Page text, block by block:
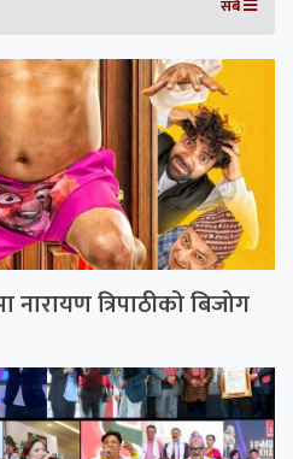
सबै
नारायण त्रिपाठीको बिजोग